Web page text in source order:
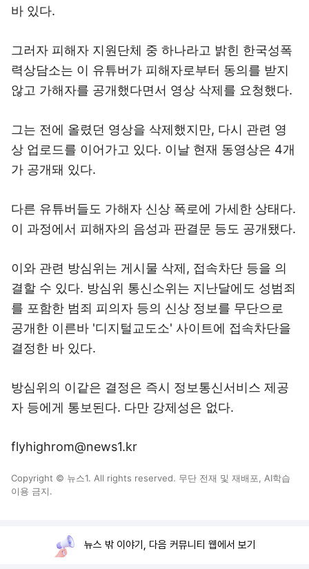
바 있다.
그러자 피해자 지원단체 중 하나라고 밝힌 한국성폭
력상담소는 이 유튜버가 피해자로부터 동의를 받지
않고 가해자를 공개했다면서 영상 삭제를 요청했다.
그는 전에 올렸던 영상을 삭제했지만, 다시 관련 영
상 업로드를 이어가고 있다. 이날 현재 동영상은 4개
가 공개돼 있다.
다른 유튜버들도 가해자 신상 폭로에 가세한 상태다.
이 과정에서 피해자의 음성과 판결문 등도 공개됐다.
이와 관련 방심위는 게시물 삭제, 접속차단 등을 의
결할 수 있다. 방심위 통신소위는 지난달에도 성범죄
를 포함한 범죄 피의자 등의 신상 정보를 무단으로
공개한 이른바 '디지털교도소' 사이트에 접속차단을
결정한 바 있다.
방심위의 이같은 결정은 즉시 정보통신서비스 제공
자 등에게 통보된다. 다만 강제성은 없다.
flyhighrom@news1.kr
Copyright © 뉴스1. All rights reserved. 무단 전재 및 재배포, AI학습
이용 금지.
뉴스 밖 이야기, 다음 커뮤니티 웹에서 보기